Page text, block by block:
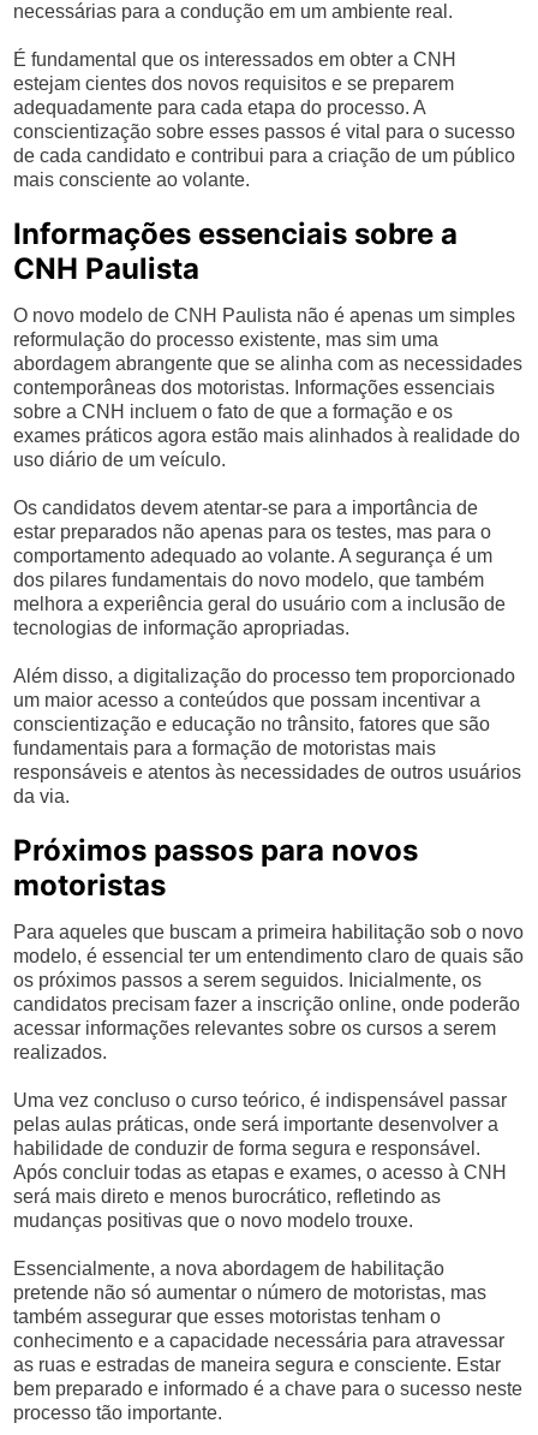
necessárias para a condução em um ambiente real.
É fundamental que os interessados em obter a CNH
estejam cientes dos novos requisitos e se preparem
adequadamente para cada etapa do processo. A
conscientização sobre esses passos é vital para o sucesso
de cada candidato e contribui para a criação de um público
mais consciente ao volante.
Informações essenciais sobre a
CNH Paulista
O novo modelo de CNH Paulista não é apenas um simples
reformulação do processo existente, mas sim uma
abordagem abrangente que se alinha com as necessidades
contemporâneas dos motoristas. Informações essenciais
sobre a CNH incluem o fato de que a formação e os
exames práticos agora estão mais alinhados à realidade do
uso diário de um veículo.
Os candidatos devem atentar-se para a importância de
estar preparados não apenas para os testes, mas para o
comportamento adequado ao volante. A segurança é um
dos pilares fundamentais do novo modelo, que também
melhora a experiência geral do usuário com a inclusão de
tecnologias de informação apropriadas.
Além disso, a digitalização do processo tem proporcionado
um maior acesso a conteúdos que possam incentivar a
conscientização e educação no trânsito, fatores que são
fundamentais para a formação de motoristas mais
responsáveis e atentos às necessidades de outros usuários
da via.
Próximos passos para novos
motoristas
Para aqueles que buscam a primeira habilitação sob o novo
modelo, é essencial ter um entendimento claro de quais são
os próximos passos a serem seguidos. Inicialmente, os
candidatos precisam fazer a inscrição online, onde poderão
acessar informações relevantes sobre os cursos a serem
realizados.
Uma vez concluso o curso teórico, é indispensável passar
pelas aulas práticas, onde será importante desenvolver a
habilidade de conduzir de forma segura e responsável.
Após concluir todas as etapas e exames, o acesso à CNH
será mais direto e menos burocrático, refletindo as
mudanças positivas que o novo modelo trouxe.
Essencialmente, a nova abordagem de habilitação
pretende não só aumentar o número de motoristas, mas
também assegurar que esses motoristas tenham o
conhecimento e a capacidade necessária para atravessar
as ruas e estradas de maneira segura e consciente. Estar
bem preparado e informado é a chave para o sucesso neste
processo tão importante.